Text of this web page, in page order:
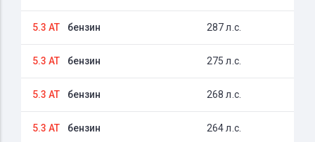
5.3 AT бензин 287 л.с.
5.3 AT бензин 275 л.с.
5.3 AT бензин 268 л.с.
5.3 AT бензин 264 л.с.